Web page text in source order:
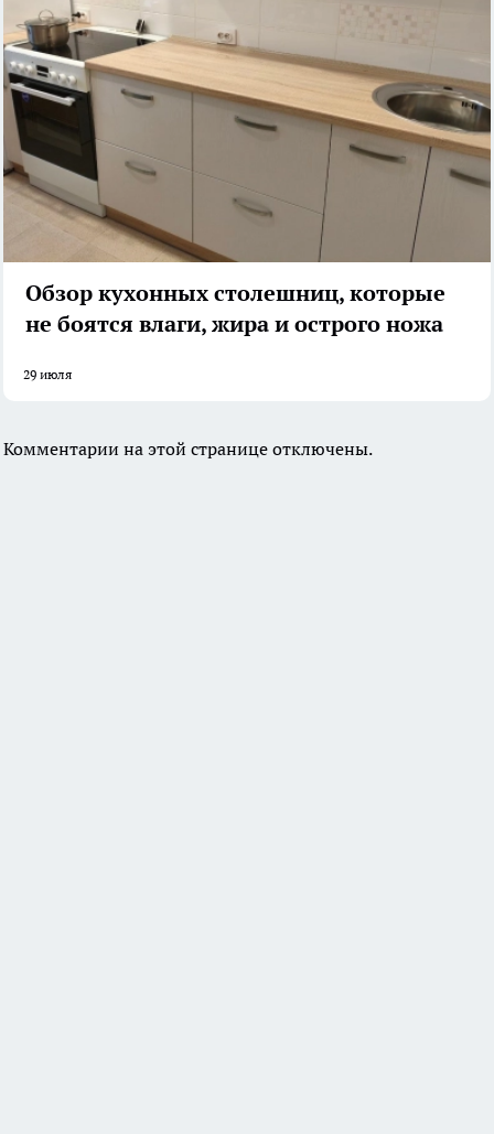
Обзор кухонных столешниц, которые
не боятся влаги, жира и острого ножа
29 июля
Комментарии на этой странице отключены.